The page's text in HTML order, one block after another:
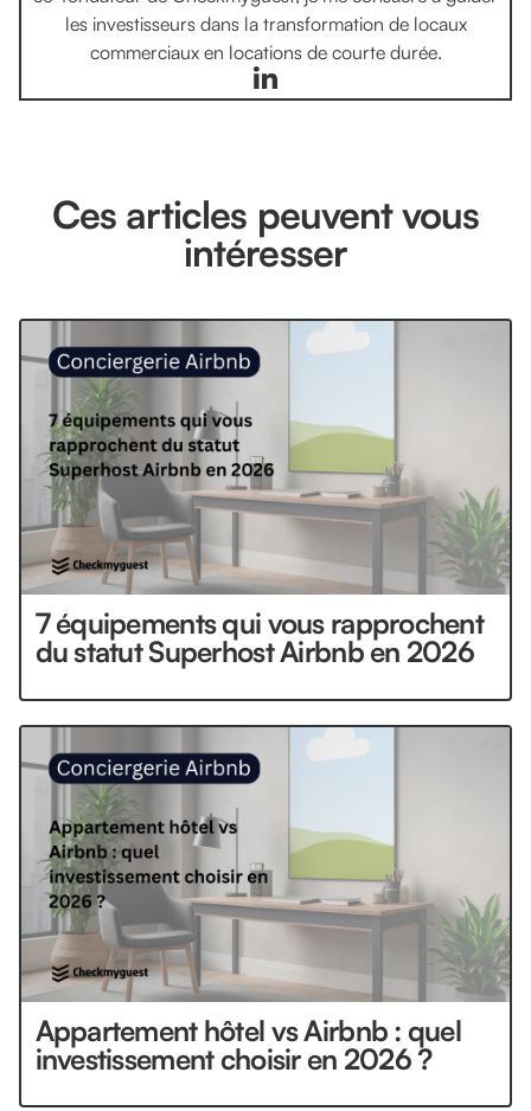
les investisseurs dans la transformation de locaux
commerciaux en locations de courte durée.
Ces articles peuvent vous
intéresser
7 équipements qui vous rapprochent
du statut Superhost Airbnb en 2026
Appartement hôtel vs Airbnb : quel
investissement choisir en 2026 ?